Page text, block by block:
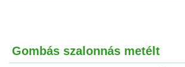
Gombás szalonnás metélt